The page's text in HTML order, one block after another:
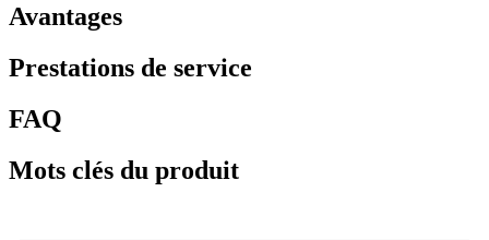
Avantages
Prestations de service
FAQ
Mots clés du produit